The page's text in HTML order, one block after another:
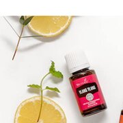
Benify